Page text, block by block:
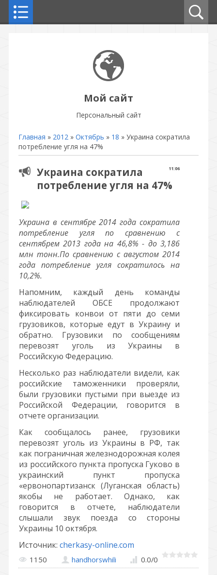
Мой сайт
Персональный сайт
Главная » 2012 » Октябрь » 18 » Украина сократила
потребление угля на 47%
11:06
Украина сократила
потребление угля на 47%
Украина в сентябре 2014 года сократила
потребление угля по сравнению с
сентябрем 2013 года на 46,8% - до 3,186
млн тонн.По сравнению с августом 2014
года потребление угля сократилось на
10,2%.
Напомним, каждый день команды
наблюдателей ОБСЕ продолжают
фиксировать конвои от пяти до семи
грузовиков, которые едут в Украину и
обратно. Грузовики по сообщениям
перевозят уголь из Украины в
Российскую Федерацию.
Несколько раз наблюдатели видели, как
российские таможенники проверяли,
были грузовики пустыми при выезде из
Российской Федерации, говорится в
отчете организации.
Как сообщалось ранее, грузовики
перевозят уголь из Украины в РФ, так
как пограничная железнодорожная колея
из российского пункта пропуска Гуково в
украинский пункт пропуска
«ервонопартизанск (Луганская область)
якобы не работает. Однако, как
говорится в отчете, наблюдатели
слышали звук поезда со стороны
Украины 10 октября.
Источник: cherkasy-online.com
1150 handhorswhili 0.0/0